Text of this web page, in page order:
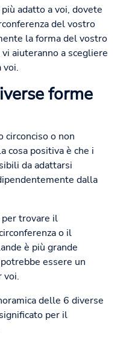
adatto a voi, dovete
del vostro
la forma del vostro
aiuteranno a scegliere
voi.
forme
circonciso o non
cosa positiva è che i
da adattarsi
dalla
trovare il
o il
è più grande
essere un
voi.
delle 6 diverse
per il